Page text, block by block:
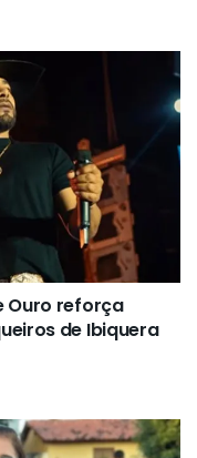
Ouro reforça
de Ibiquera